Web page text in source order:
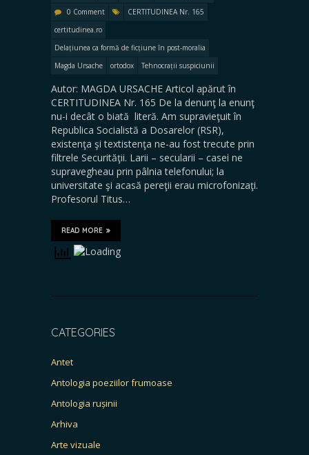
0 Comment
CERTITUDINEA Nr. 165
certitudinea.ro
Delațiunea ca formă de ficțiune în post-moralia
Magda Ursache
ortodox Tehnocrații suspiciunii
Autor: MAGDA URSACHE Articol apărut în
CERTITUDINEA Nr. 165 De la denunţ la enunţ
nu-i decât o biată literă. Am supravieţuit în
Republica Socialistă a Dosarelor (RSR),
existenţa şi textistenţa ne-au fost trecute prin
filtrele Securităţii. Larii – secularii – casei ne
supravegheau prin pâlnia telefonului; la
universitate şi acasă pereţii erau microfonizaţi.
Profesorul Titus…
READ MORE
CATEGORIES
Antet
Antologia poeziilor frumoase
Antologia rușinii
Arhiva
Arte vizuale